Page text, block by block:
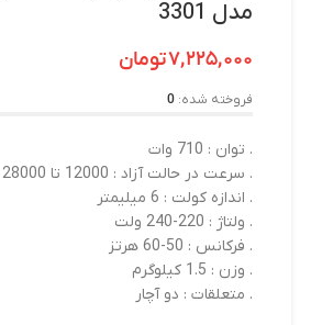
مدل 3301
۷,۲۲۵,۰۰۰تومان
فروخته شده: 0
. توان : 710 وات
. سرعت در حالت آزاد : 12000 تا 28000 دور در دقیقه
. اندازه کولت : 6 میلیمتر
. ولتاژ : 220-240 ولت
. فرکانس : 50-60 هرتز
. وزن : 1.5 کیلوگرم
. متعلقات : دو آچار